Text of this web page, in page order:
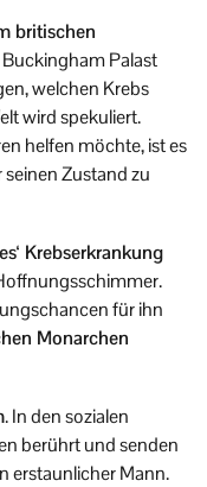
britischen
Buckingham Palast
welchen Krebs
wird spekuliert.
helfen möchte, ist es
Zustand zu
Krebserkrankung
für ihn
Monarchen
. In den sozialen
berührt und senden
erstaunlicher Mann.